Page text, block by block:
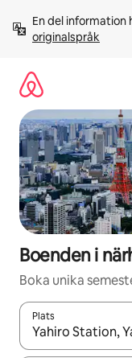
innehåll
En del
originalspråk
Boenden i
Boka unika
Plats
När resultaten är